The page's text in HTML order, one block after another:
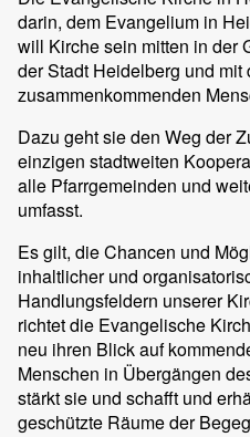
darin, dem Evangelium in
will Kirche sein mitten in der
der Stadt Heidelberg und mit
zusammenkommenden
Dazu geht sie den Weg der
einzigen stadtweiten
alle Pfarrgemeinden und
umfasst.
Es gilt, die Chancen und
inhaltlicher und
Handlungsfeldern unserer
richtet die Evangelische
neu ihren Blick auf
Menschen in Übergängen
stärkt sie und schafft und
geschützte Räume der